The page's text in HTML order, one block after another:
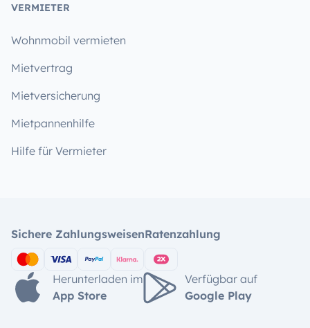
VERMIETER
Wohnmobil vermieten
Mietvertrag
Mietversicherung
Mietpannenhilfe
Hilfe für Vermieter
Sichere ZahlungsweisenRatenzahlung
Herunterladen im
App Store
Verfügbar auf
Google Play